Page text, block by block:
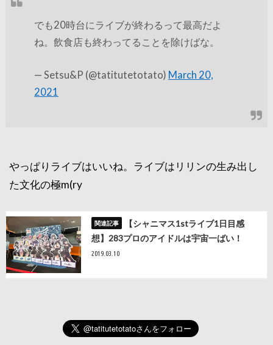
でも20時台にライブが終わるって最高だよ
ね。飲食店も終わってることを除けばな。
— Setsu&P (@tatitutetotato) March 20,
2021
やっぱりライブはいいね。ライブはリリンの生み出し
た文化の極m(ry
【シャニマス1stライブ1日目感
想】283プロのアイドルは宇宙一ばい！
2019.03.10